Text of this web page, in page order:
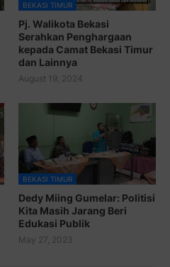
BEKASI TIMUR
Pj. Walikota Bekasi
Serahkan Penghargaan
kepada Camat Bekasi Timur
dan Lainnya
August 19, 2024
BEKASI TIMUR
Dedy Miing Gumelar: Politisi
Kita Masih Jarang Beri
Edukasi Publik
May 27, 2023